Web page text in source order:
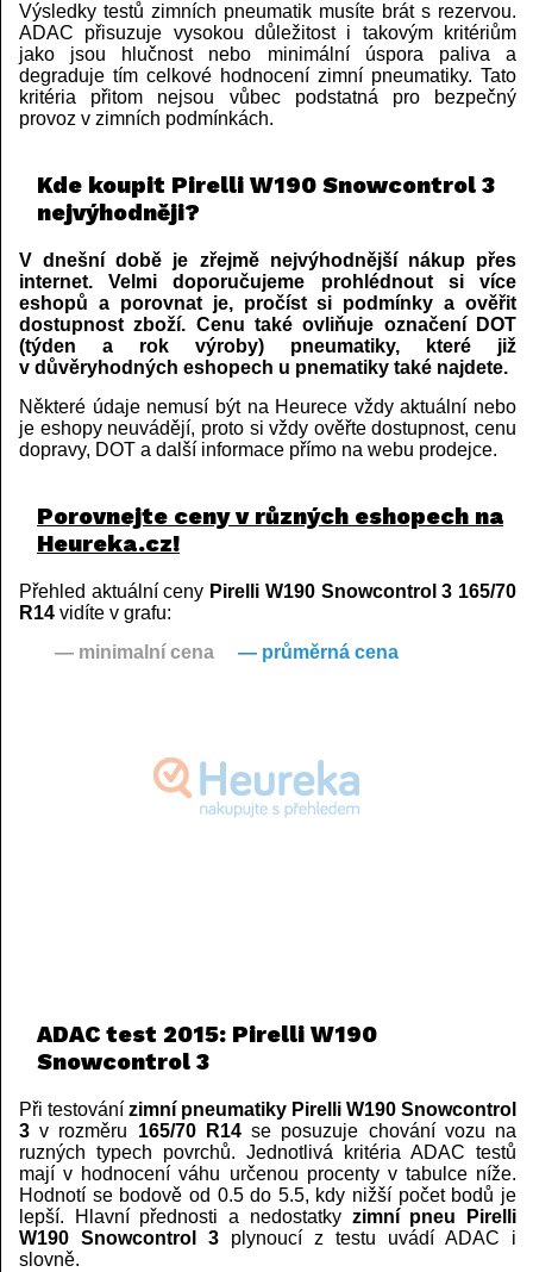
Výsledky testů zimních pneumatik musíte brát s rezervou.
ADAC přisuzuje vysokou důležitost i takovým kritériům
jako jsou hlučnost nebo minimální úspora paliva a
degraduje tím celkové hodnocení zimní pneumatiky. Tato
kritéria přitom nejsou vůbec podstatná pro bezpečný
provoz v zimních podmínkách.
Kde koupit Pirelli W190 Snowcontrol 3
nejvýhodněji?
V dnešní době je zřejmě nejvýhodnější nákup přes
internet. Velmi doporučujeme prohlédnout si více
eshopů a porovnat je, pročíst si podmínky a ověřit
dostupnost zboží. Cenu také ovliňuje označení DOT
(týden a rok výroby) pneumatiky, které již
v důvěryhodných eshopech u pnematiky také najdete.
Některé údaje nemusí být na Heurece vždy aktuální nebo
je eshopy neuvádějí, proto si vždy ověřte dostupnost, cenu
dopravy, DOT a další informace přímo na webu prodejce.
Porovnejte ceny v různých eshopech na
Heureka.cz!
Přehled aktuální ceny Pirelli W190 Snowcontrol 3 165/70
R14 vidíte v grafu:
— minimalní cena
— průměrná cena
ADAC test 2015: Pirelli W190
Snowcontrol 3
Při testování zimní pneumatiky Pirelli W190 Snowcontrol
3 v rozměru 165/70 R14se posuzuje chování vozu na
ruzných typech povrchů. Jednotlivá kritéria ADAC testů
mají v hodnocení váhu určenou procenty v tabulce níže.
Hodnotí se bodově od 0.5 do 5.5, kdy nižší počet bodů je
lepší. Hlavní přednosti a nedostatky zimní pneu Pirelli
W190 Snowcontrol 3 plynoucí z testu uvádí ADAC i
slovně.